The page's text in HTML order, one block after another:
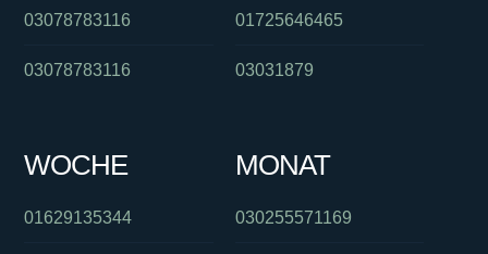
03078783116
03078783116
01725646465
03031879
WOCHE
01629135344
MONAT
030255571169